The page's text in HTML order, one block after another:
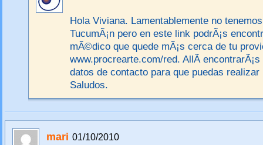
Hola Viviana. Lamentablemente no
TucumÃ¡n pero en este link podrÃ¡s
mÃ©dico que quede mÃ¡s cerca de tu
www.procrearte.com/red. AllÃ­
datos de contacto para que puedas realizar
Saludos.
mari 01/10/2010